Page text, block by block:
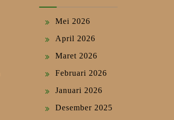
Mei 2026
April 2026
Maret 2026
Februari 2026
Januari 2026
Desember 2025